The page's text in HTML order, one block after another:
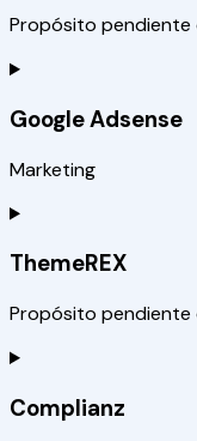
Propósito pendiente
Google Adsense
Marketing
ThemeREX
Propósito pendiente
Complianz